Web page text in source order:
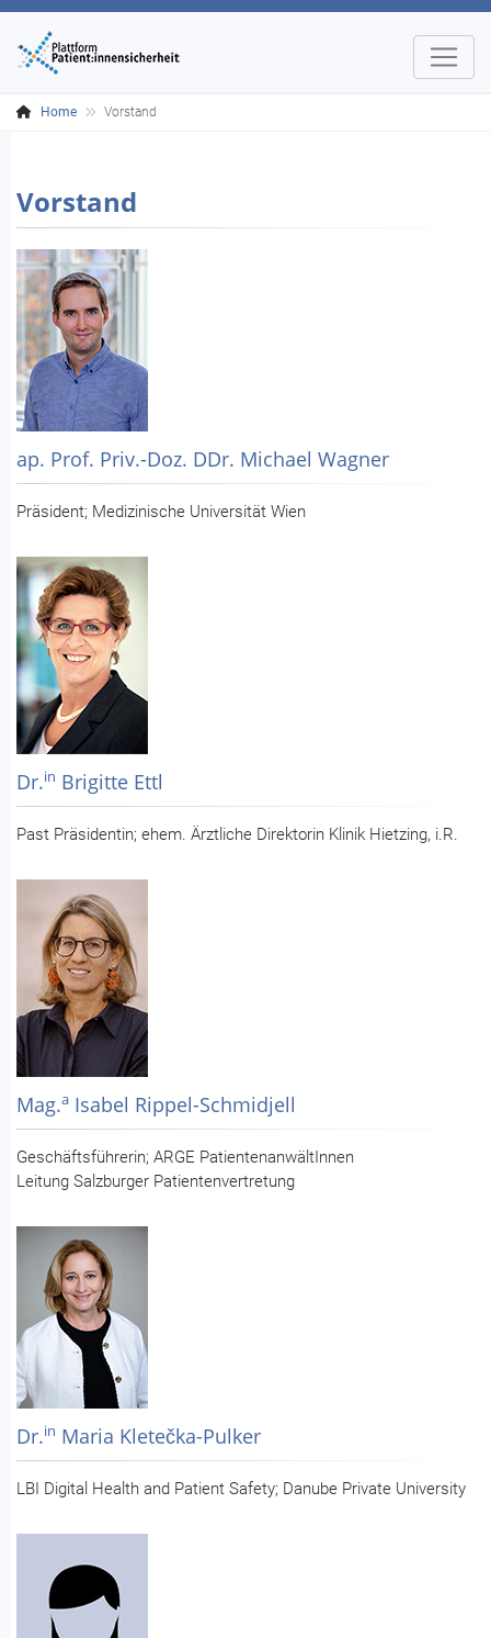
Home Vorstand
Vorstand
ap. Prof. Priv.-Doz. DDr. Michael Wagner
Präsident; Medizinische Universität Wien
Dr.in Brigitte Ettl
Past Präsidentin; ehem. Ärztliche Direktorin Klinik Hietzing, i.R.
Mag.a Isabel Rippel-Schmidjell
Geschäftsführerin; ARGE PatientenanwältInnen
Leitung Salzburger Patientenvertretung
Dr.in Maria Kletečka-Pulker
LBI Digital Health and Patient Safety; Danube Private University